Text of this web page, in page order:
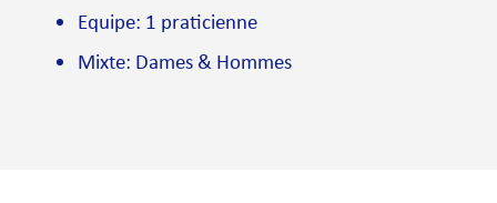
Equipe: 1 praticienne
Mixte: Dames & Hommes